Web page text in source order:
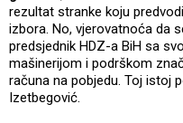
rezultat stranke koju
izbora. No, vjerovatnoća da
predsjednik HDZ-a BiH sa
mašinerijom i podrškom
računa na pobjedu. Toj istoj
Izetbegović.